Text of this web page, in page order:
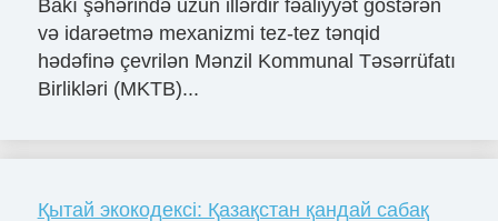
Bakı şəhərində uzun illərdir fəaliyyət göstərən
və idarəetmə mexanizmi tez-tez tənqid
hədəfinə çevrilən Mənzil Kommunal Təsərrüfatı
Birlikləri (MKTB)...
Қытай экокодексі: Қазақстан қандай сабақ